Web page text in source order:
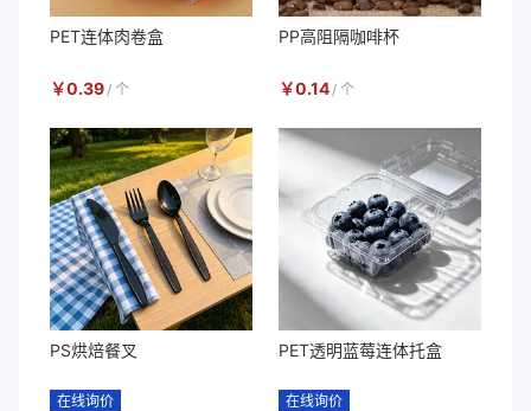
PET连体肉卷盒
￥0.39 / 个
PP高阻隔咖啡杯
￥0.14 / 个
PS烘焙餐叉
在线询价
PET透明蓝莓连体托盒
在线询价